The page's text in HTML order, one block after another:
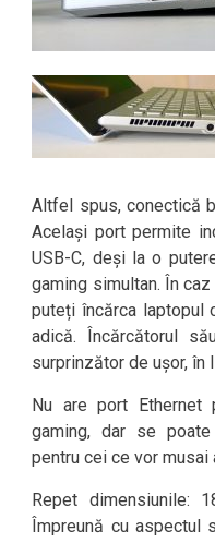
Altfel spus, conectică
Același port permite
USB-C, deși la o
gaming simultan. În
puteți încărca laptopul
adică. Încărcătorul
surprinzător de ușor, în
Nu are port Ethernet
gaming, dar se
pentru cei ce vor musai
Repet dimensiunile:
Împreună cu aspectul